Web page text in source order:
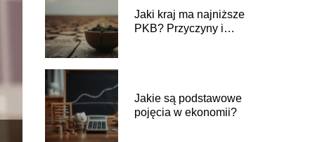
Jaki kraj ma najniższe
PKB? Przyczyny i
Jakie są podstawowe
pojęcia w ekonomii?